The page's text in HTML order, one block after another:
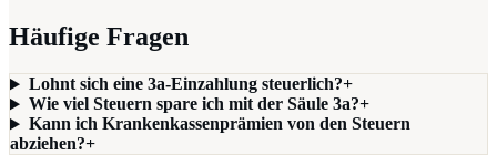
Häufige Fragen
Lohnt sich eine 3a-Einzahlung steuerlich?+
Wie viel Steuern spare ich mit der Säule 3a?+
Kann ich Krankenkassenprämien von den Steuern
abziehen?+